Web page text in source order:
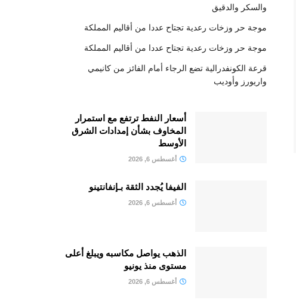
والسكر والدقيق
موجة حر وزخات رعدية تجتاح عددا من أقاليم المملكة
موجة حر وزخات رعدية تجتاح عددا من أقاليم المملكة
قرعة الكونفدرالية تضع الرجاء أمام الفائز من كانيمي
واريورز وأوديب
أسعار النفط ترتفع مع استمرار
المخاوف بشأن إمدادات الشرق
الأوسط
أغسطس 6, 2026
الفيفا يُجدد الثقة بـإنفانتينو
أغسطس 6, 2026
الذهب يواصل مكاسبه ويبلغ أعلى
مستوى منذ يونيو
أغسطس 6, 2026